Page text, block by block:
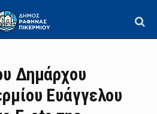
Δημάρχου
Ευάγγελου